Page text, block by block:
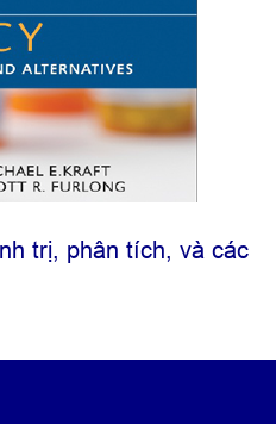
trị, phân tích, và các